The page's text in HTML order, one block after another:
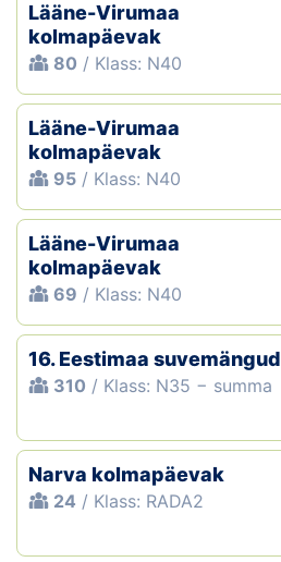
Lääne-Virumaa
kolmapäevak
80 / Klass: N40
Lääne-Virumaa
kolmapäevak
95 / Klass: N40
Lääne-Virumaa
kolmapäevak
69 / Klass: N40
16. Eestimaa suvemängud
310 / Klass: N35 − summa
Narva kolmapäevak
24 / Klass: RADA2